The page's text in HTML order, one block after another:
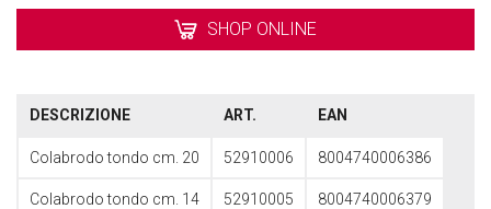
SHOP ONLINE
DESCRIZIONE ART. EAN
Colabrodo tondo cm. 20 52910006 8004740006386
Colabrodo tondo cm. 14 52910005 8004740006379